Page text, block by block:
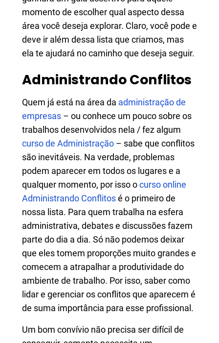
momento de escolher qual aspecto dessa
área você deseja explorar. Claro, você pode e
deve ir além dessa lista que criamos, mas
ela te ajudará no caminho que deseja seguir.
Administrando Conflitos
Quem já está na área da administração de
empresas – ou conhece um pouco sobre os
trabalhos desenvolvidos nela / fez algum
curso de Administração – sabe que conflitos
são inevitáveis. Na verdade, problemas
podem aparecer em todos os lugares e a
qualquer momento, por isso ocurso online
Administrando Conflitosé o primeiro de
nossa lista. Para quem trabalha na esfera
administrativa, debates e discussões fazem
parte do dia a dia. Só não podemos deixar
que eles tomem proporções muito grandes e
comecem a atrapalhar a produtividade do
ambiente de trabalho. Por isso, saber como
lidar e gerenciar os conflitos que aparecem é
de suma importância para esse profissional.
Um bom convívio não precisa ser difícil de